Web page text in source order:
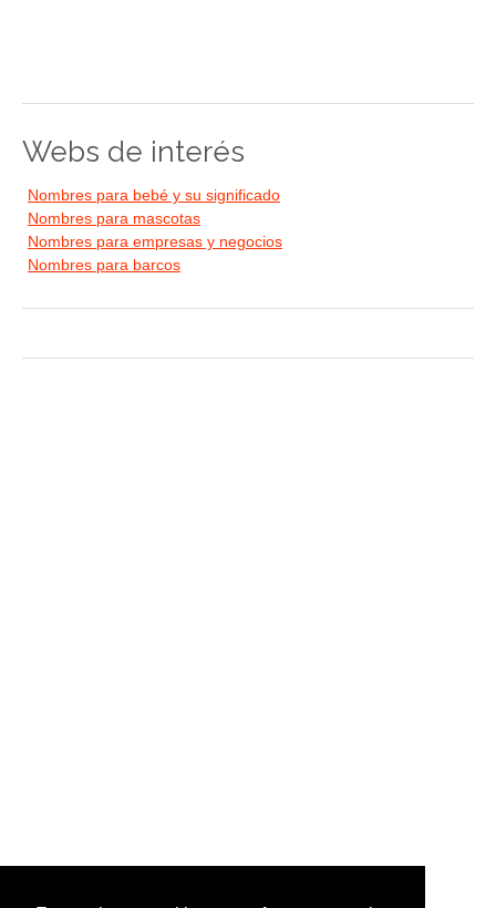
Webs de interés
Nombres para bebé y su significado
Nombres para mascotas
Nombres para empresas y negocios
Nombres para barcos